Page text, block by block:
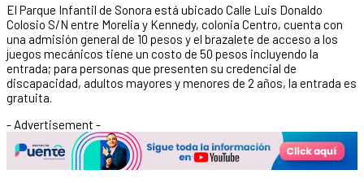
El Parque Infantil de Sonora está ubicado Calle Luis Donaldo
Colosio S/N entre Morelia y Kennedy, colonia Centro, cuenta con
una admisión general de 10 pesos y el brazalete de acceso a los
juegos mecánicos tiene un costo de 50 pesos incluyendo la
entrada; para personas que presenten su credencial de
discapacidad, adultos mayores y menores de 2 años, la entrada es
gratuita.
- Advertisement -